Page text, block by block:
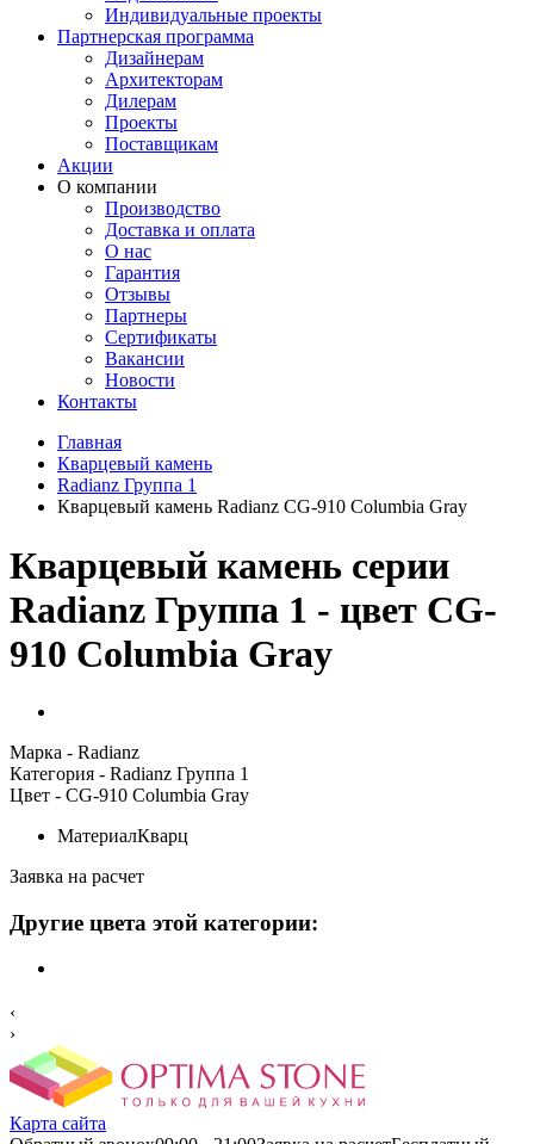
Индивидуальные проекты
Партнерская программа
Дизайнерам
Архитекторам
Дилерам
Проекты
Поставщикам
Акции
О компании
Производство
Доставка и оплата
О нас
Гарантия
Отзывы
Партнеры
Сертификаты
Вакансии
Новости
Контакты
Главная
Кварцевый камень
Radianz Группа 1
Кварцевый камень Radianz CG-910 Columbia Gray
Кварцевый камень серии
Radianz Группа 1 - цвет CG-
910 Columbia Gray
Марка - Radianz
Категория - Radianz Группа 1
Цвет - CG-910 Columbia Gray
МатериалКварц
Заявка на расчет
Другие цвета этой категории:
‹
›
Карта сайта